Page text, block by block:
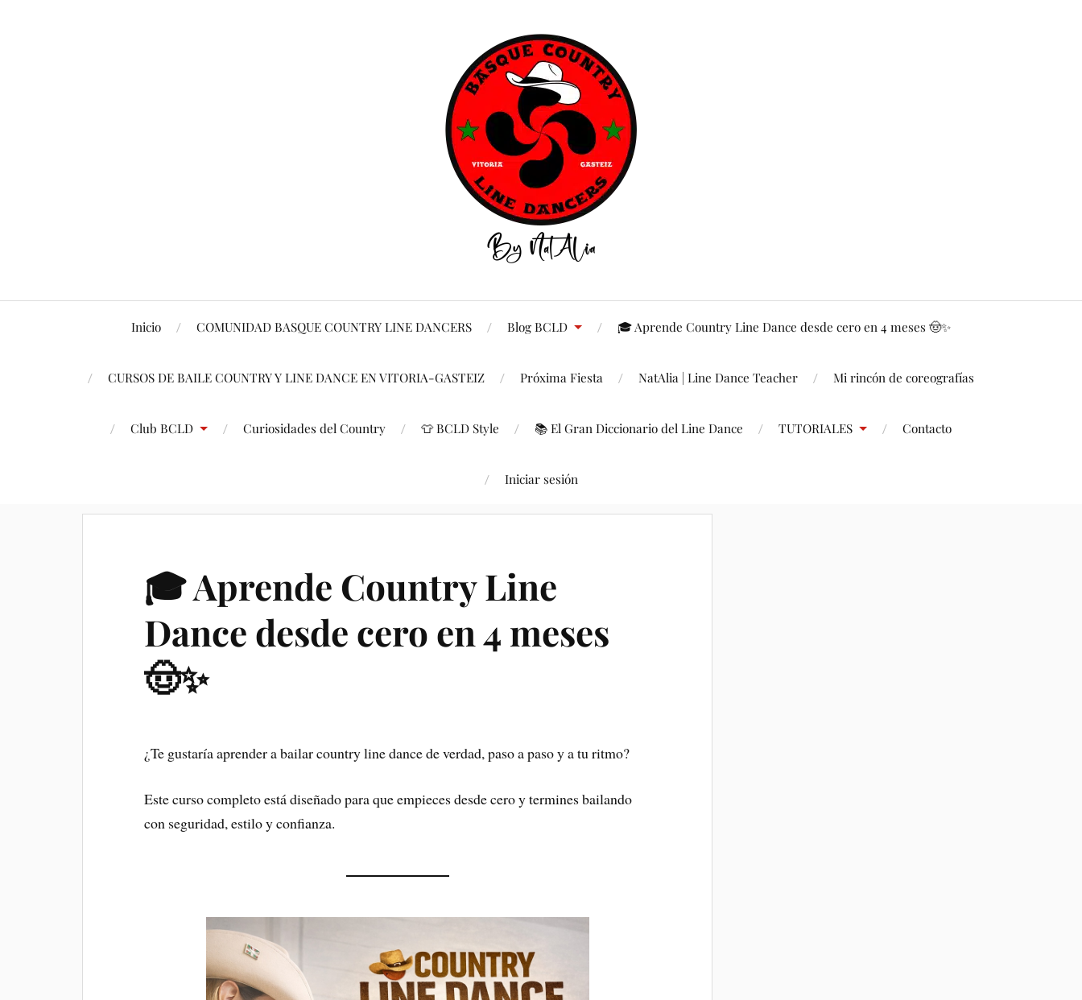
Inicio COMUNIDAD BASQUE COUNTRY LINE DANCERS Blog BCLD 🎓 Aprende Country Line Dance desde cero en 4 meses 🤠✨
CURSOS DE BAILE COUNTRY Y LINE DANCE EN VITORIA-GASTEIZ Próxima Fiesta NatAlia | Line Dance Teacher Mi rincón de coreografías
Club BCLD Curiosidades del Country 👕 BCLD Style 📚 El Gran Diccionario del Line Dance TUTORIALES Contacto
Iniciar sesión
🎓 Aprende Country Line
Dance desde cero en 4 meses
🤠✨
¿Te gustaría aprender a bailar country line dance de verdad, paso a paso y a tu ritmo?
Este curso completo está diseñado para que empieces desde cero y termines bailando
con seguridad, estilo y confianza.